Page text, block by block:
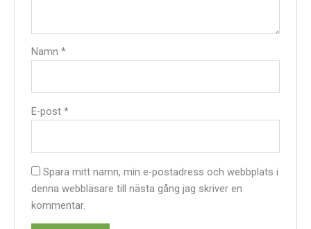
Namn*
E-post*
Spara mitt namn, min e-postadress och webbplats i
denna webbläsare till nästa gång jag skriver en
kommentar.